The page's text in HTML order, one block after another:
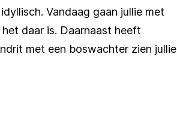
Vandaag gaan jullie met
daar is. Daarnaast heeft
met een boswachter zien jullie